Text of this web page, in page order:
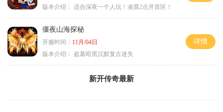
版本介绍： 适合深夜一个人玩！凌晨2点开首区！
僵夜山海探秘
开服时间： 11月/04日
版本介绍：
盗墓暗黑沉默复古迷失
详情
新开传奇最新